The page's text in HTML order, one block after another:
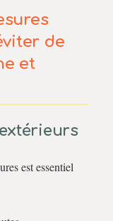
de
et
est essentiel